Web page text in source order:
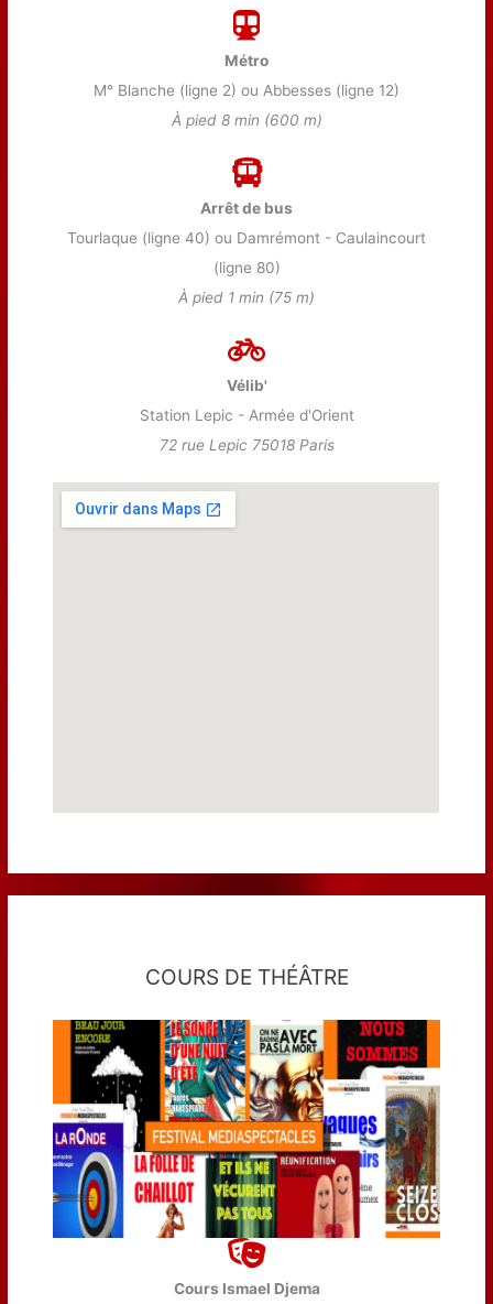
Métro
M° Blanche (ligne 2) ou Abbesses (ligne 12)
À pied 8 min (600 m)
Arrêt de bus
Tourlaque (ligne 40) ou Damrémont - Caulaincourt
(ligne 80)
À pied 1 min (75 m)
Vélib'
Station Lepic - Armée d'Orient
72 rue Lepic 75018 Paris
COURS DE THÉÂTRE
Cours Ismael Djema